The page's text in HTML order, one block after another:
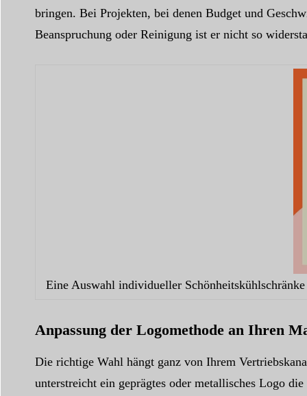
bringen. Bei Projekten, bei denen Budget und
Beanspruchung oder Reinigung ist er nicht so
Eine Auswahl individueller
Anpassung der Logomethode an Ihren
Die richtige Wahl hängt ganz von Ihrem
unterstreicht ein geprägtes oder metallisches Logo